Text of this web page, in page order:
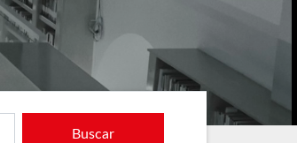
Buscar